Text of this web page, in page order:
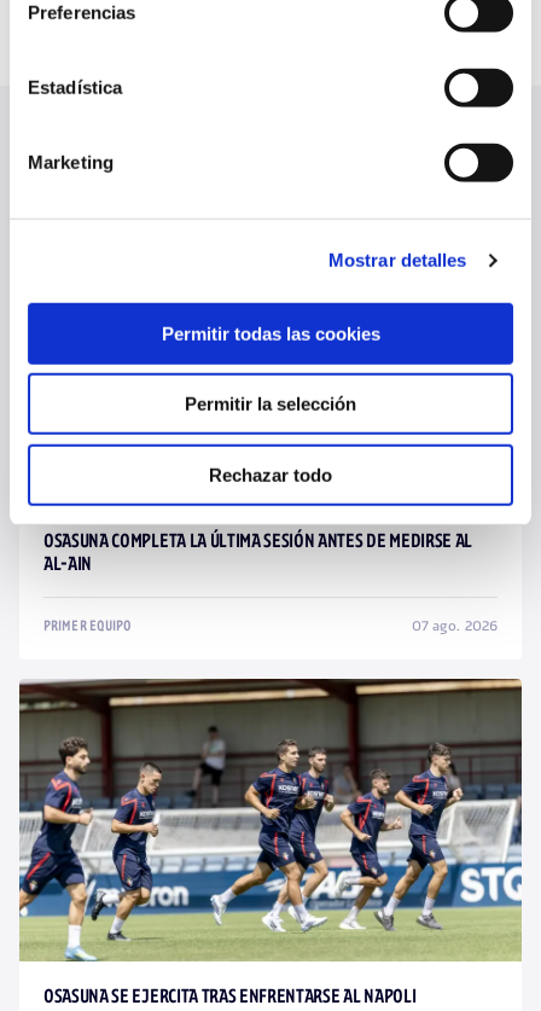
Preferencias
Estadística
Marketing
Mostrar detalles
Permitir todas las cookies
Permitir la selección
Rechazar todo
ÚLTIMAS NOTICIAS VER TODO
OSASUNA COMPLETA LA ÚLTIMA SESIÓN ANTES DE MEDIRSE AL
AL-AIN
PRIMER EQUIPO 07 ago. 2026
OSASUNA SE EJERCITA TRAS ENFRENTARSE AL NAPOLI